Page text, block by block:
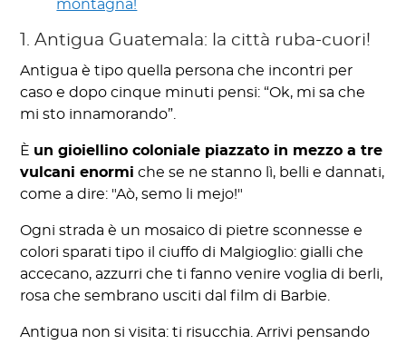
montagna!
1. Antigua Guatemala: la città ruba-cuori!
Antigua è tipo quella persona che incontri per
caso e dopo cinque minuti pensi: “Ok, mi sa che
mi sto innamorando”.
È un gioiellino coloniale piazzato in mezzo a tre
vulcani enormi che se ne stanno lì, belli e dannati,
come a dire: "Aò, semo li mejo!"
Ogni strada è un mosaico di pietre sconnesse e
colori sparati tipo il ciuffo di Malgioglio: gialli che
accecano, azzurri che ti fanno venire voglia di berli,
rosa che sembrano usciti dal film di Barbie.
Antigua non si visita: ti risucchia. Arrivi pensando